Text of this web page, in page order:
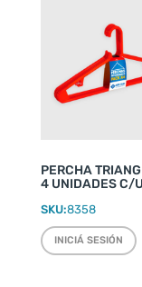
PERCHA
4 UNIDADES C/U
SKU:8358
INICIÁ SESIÓN